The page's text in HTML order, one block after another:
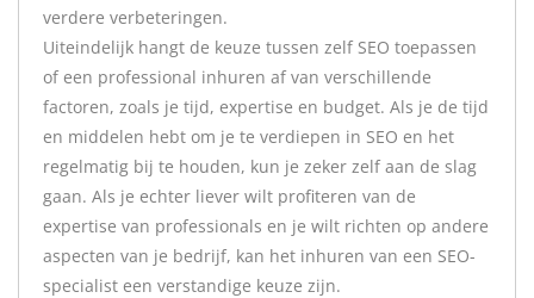
verdere verbeteringen.
Uiteindelijk hangt de keuze tussen zelf SEO toepassen
of een professional inhuren af van verschillende
factoren, zoals je tijd, expertise en budget. Als je de tijd
en middelen hebt om je te verdiepen in SEO en het
regelmatig bij te houden, kun je zeker zelf aan de slag
gaan. Als je echter liever wilt profiteren van de
expertise van professionals en je wilt richten op andere
aspecten van je bedrijf, kan het inhuren van een SEO-
specialist een verstandige keuze zijn.